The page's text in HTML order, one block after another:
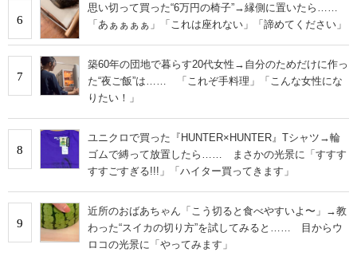
6
思い切って買った“6万円の椅子”→縁側に置いたら……
「あぁぁぁぁ」「これは座れない」「諦めてください」
7
築60年の団地で暮らす20代女性→自分のためだけに作っ
た“夜ご飯”は…… 「これぞ手料理」「こんな女性にな
りたい！」
8
ユニクロで買った『HUNTER×HUNTER』Tシャツ→輪
ゴムで縛って放置したら…… まさかの光景に「すすす
すすごすぎる!!!」「ハイター買ってきます」
9
近所のおばあちゃん「こう切ると食べやすいよ〜」→教
わった“スイカの切り方”を試してみると…… 目からウ
ロコの光景に「やってみます」